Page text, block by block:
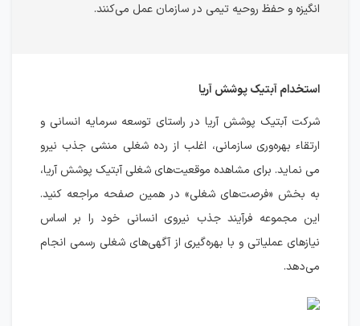
انگیزه و حفظ روحیه تیمی در سازمان عمل می‌کنند.
استخدام آبتیک پوشش آریا
شرکت آبتیک پوشش آریا در راستای توسعه سرمایه انسانی و
ارتقاء بهره‌وری سازمانی، اغلب از رده شغلی منشی جذب نیرو
می نماید. برای مشاهده موقعیت‌های شغلی آبتیک پوشش آریا،
به بخش «فرصت‌های شغلی» در همین صفحه مراجعه کنید.
این مجموعه فرآیند جذب نیروی انسانی خود را بر اساس
نیازهای عملیاتی و با بهره‌گیری از آگهی‌های شغلی رسمی انجام
می‌دهد.